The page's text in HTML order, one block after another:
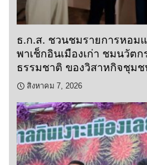
ธ.ก.ส. ชวนชมรายการหอม
พาเช็กอินเมืองเก่า ชมนวัต
ธรรมชาติ ของวิสาหกิจชุม
สิงหาคม 7, 2026